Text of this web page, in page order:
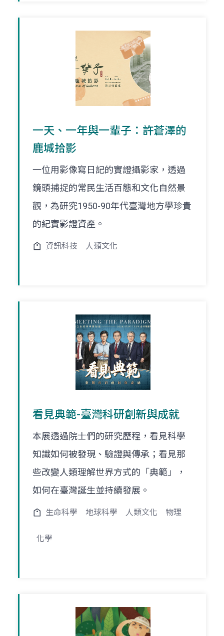
一天、一年與一輩子：許蒼澤的
鹿城拾影
一位用影像寫日記的實證攝影家，透過
鏡頭捕捉的常民生活百態和文化自然景
觀，為研究1950-90年代臺灣地方學珍貴
的紀實影證資產。
資訊科技 人類文化
看見典範-臺灣科研創新與成就
本展透過院士們的研究歷程，看見科學
知識如何被發現、驗證與傳承；看見那
些改變人類理解世界方式的「典範」，
如何在臺灣誕生並持續發展。
生命科學 地球科學 人類文化 物理
化學